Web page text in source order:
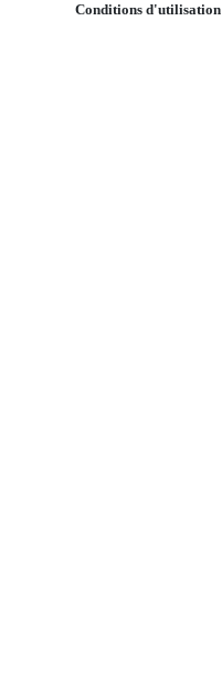
Conditions d'utilisation